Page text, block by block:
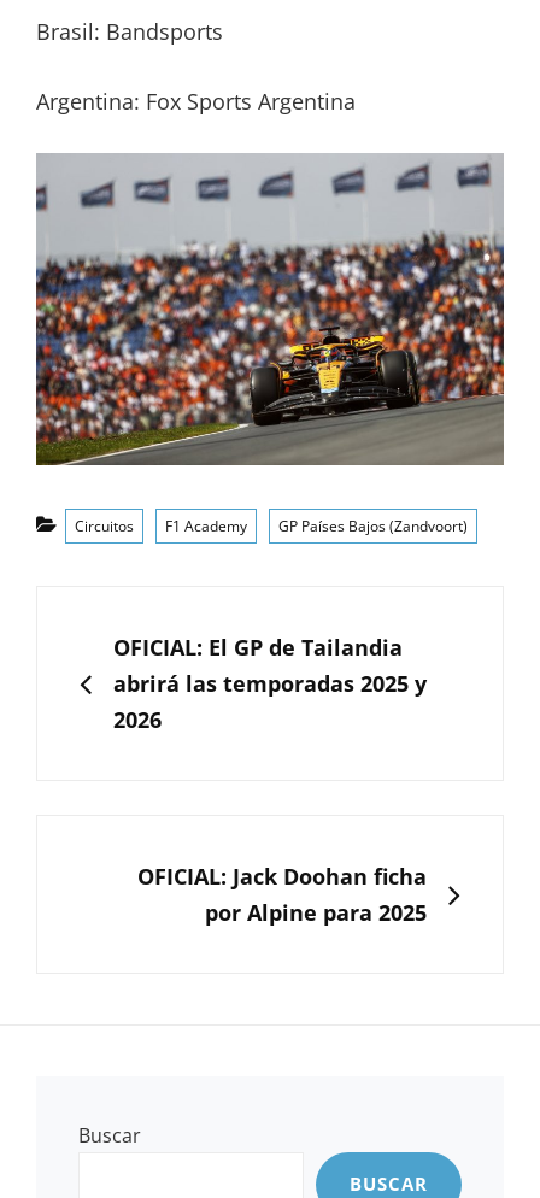
Brasil: Bandsports
Argentina: Fox Sports Argentina
Categorías
Circuitos F1 Academy GP Países Bajos (Zandvoort)
entradas
ANTERIOR
OFICIAL: El GP de Tailandia
abrirá las temporadas 2025 y
2026
SIGUIENTE
OFICIAL: Jack Doohan ficha
por Alpine para 2025
Buscar
BUSCAR